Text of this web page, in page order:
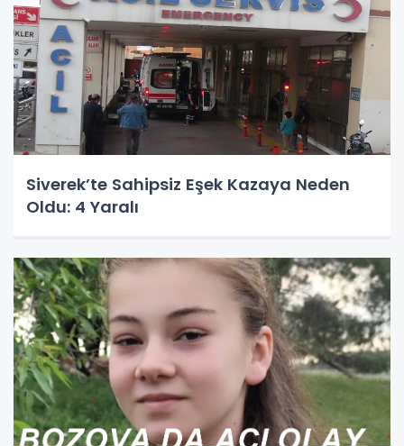
Siverek’te Sahipsiz Eşek Kazaya Neden
Oldu: 4 Yaralı